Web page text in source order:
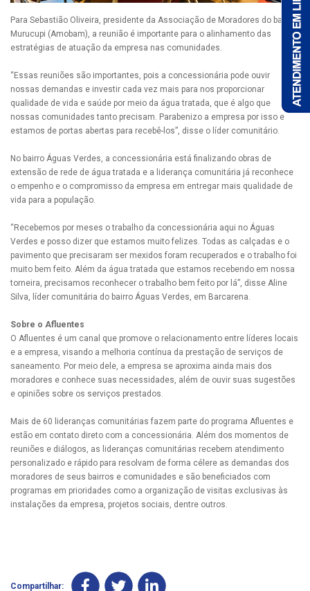
Para Sebastião Oliveira, presidente da Associação de Moradores do bairro
Murucupi (Amobam), a reunião é importante para o alinhamento das
estratégias de atuação da empresa nas comunidades.
“Essas reuniões são importantes, pois a concessionária pode ouvir
nossas demandas e investir cada vez mais para nos proporcionar
qualidade de vida e saúde por meio da água tratada, que é algo que
nossas comunidades tanto precisam. Parabenizo a empresa por isso e
estamos de portas abertas para recebê-los”, disse o líder comunitário.
No bairro Águas Verdes, a concessionária está finalizando obras de
extensão de rede de água tratada e a liderança comunitária já reconhece
o empenho e o compromisso da empresa em entregar mais qualidade de
vida para a população.
“Recebemos por meses o trabalho da concessionária aqui no Águas
Verdes e posso dizer que estamos muito felizes. Todas as calçadas e o
pavimento que precisaram ser mexidos foram recuperados e o trabalho foi
muito bem feito. Além da água tratada que estamos recebendo em nossa
torneira, precisamos reconhecer o trabalho bem feito por lá”, disse Aline
Silva, líder comunitária do bairro Águas Verdes, em Barcarena.
Sobre o Afluentes
O Afluentes é um canal que promove o relacionamento entre líderes locais
e a empresa, visando a melhoria contínua da prestação de serviços de
saneamento. Por meio dele, a empresa se aproxima ainda mais dos
moradores e conhece suas necessidades, além de ouvir suas sugestões
e opiniões sobre os serviços prestados.
Mais de 60 lideranças comunitárias fazem parte do programa Afluentes e
estão em contato direto com a concessionária. Além dos momentos de
reuniões e diálogos, as lideranças comunitárias recebem atendimento
personalizado e rápido para resolvam de forma célere as demandas dos
moradores de seus bairros e comunidades e são beneficiados com
programas em prioridades como a organização de visitas exclusivas às
instalações da empresa, projetos sociais, dentre outros.
Compartilhar: